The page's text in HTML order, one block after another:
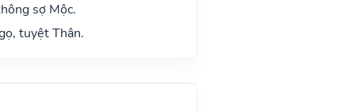
sợ Mộc.
tuyệt Thân.